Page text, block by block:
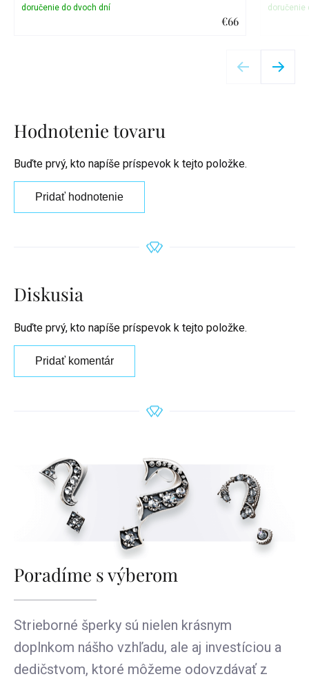
€66
Hodnotenie tovaru
Buďte prvý, kto napíše príspevok k tejto položke.
Pridať hodnotenie
Diskusia
Buďte prvý, kto napíše príspevok k tejto položke.
Pridať komentár
Poradíme s výberom
Strieborné šperky sú nielen krásnym
doplnkom nášho vzhľadu, ale aj investíciou a
dedičstvom, ktoré môžeme odovzdávať z